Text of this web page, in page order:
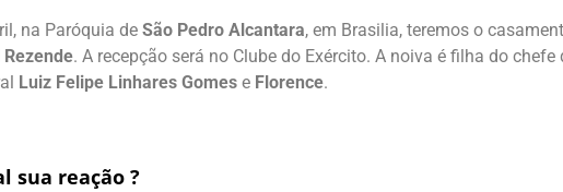
na Paróquia de São Pedro Alcantara, em Brasilia, teremos o
Rezende. A recepção será no Clube do Exército. A noiva é filha do
Luiz Felipe Linhares Gomes e Florence.
sua reação ?